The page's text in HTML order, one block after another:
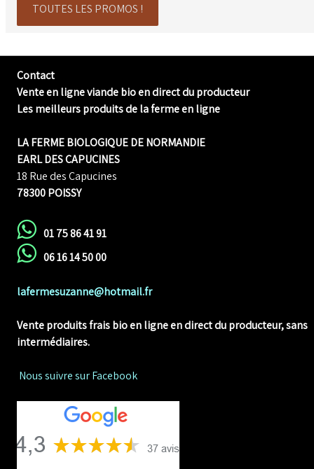
TOUTES LES PROMOS !
Contact
Vente en ligne viande bio en direct du producteur
Les meilleurs produits de la ferme en ligne
LA FERME BIOLOGIQUE DE NORMANDIE
EARL DES CAPUCINES
18 Rue des Capucines
78300 POISSY
01 75 86 41 91
06 16 14 50 00
lafermesuzanne@hotmail.fr
Vente produits frais bio en ligneen direct du producteur, sans
intermédiaires.
Nous suivre sur Facebook